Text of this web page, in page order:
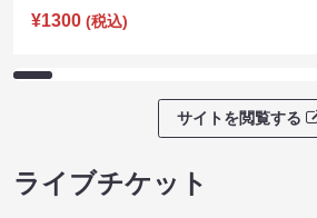
¥1300 (税込)
サイトを閲覧する
ライブチケット